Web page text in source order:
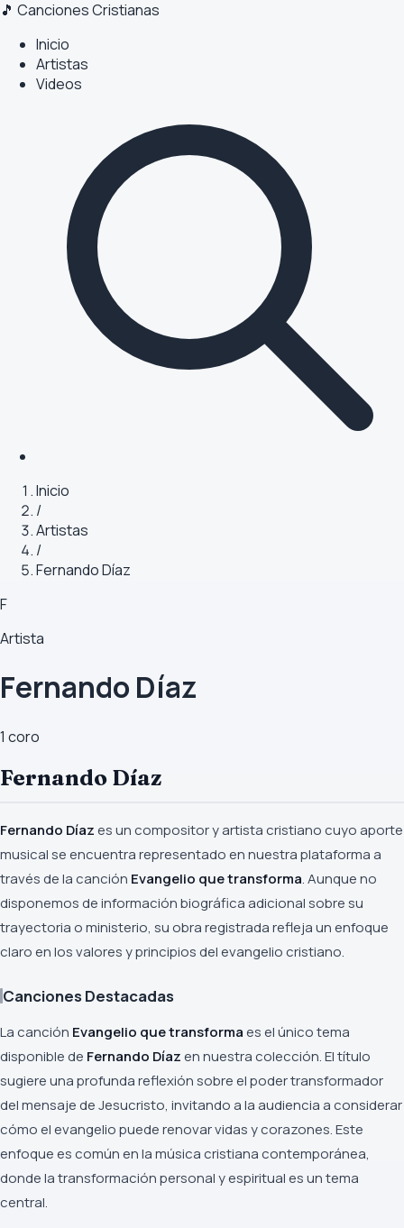
🎵 Canciones Cristianas
Inicio
Artistas
Videos
Inicio
/
Artistas
/
Fernando Díaz
F
Artista
Fernando Díaz
1 coro
Fernando Díaz
Fernando Díazes un compositor y artista cristiano cuyo aporte
musical se encuentra representado en nuestra plataforma a
través de la canción Evangelio que transforma. Aunque no
disponemos de información biográfica adicional sobre su
trayectoria o ministerio, su obra registrada refleja un enfoque
claro en los valores y principios del evangelio cristiano.
Canciones Destacadas
La canción Evangelio que transformaes el único tema
disponible de Fernando Díazen nuestra colección. El título
sugiere una profunda reflexión sobre el poder transformador
del mensaje de Jesucristo, invitando a la audiencia a considerar
cómo el evangelio puede renovar vidas y corazones. Este
enfoque es común en la música cristiana contemporánea,
donde la transformación personal y espiritual es un tema
central.